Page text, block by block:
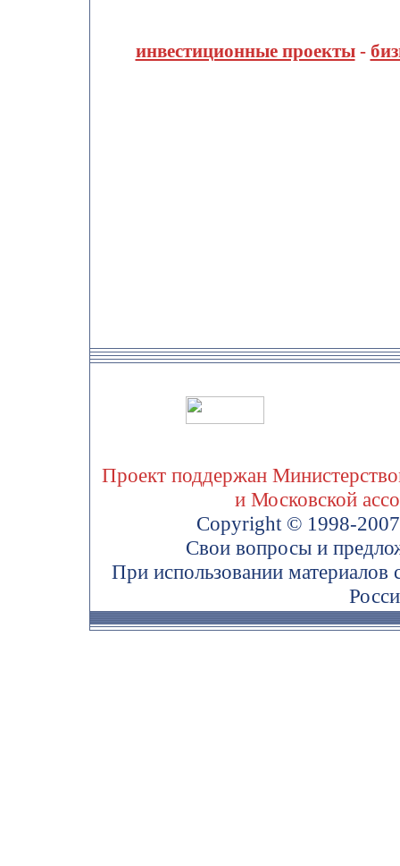
инвестиционные проекты-
Проект поддержан
и Московской
Copyright © 1998-
Свои вопросы и
При использовании